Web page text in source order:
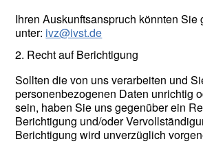
Ihren Auskunftsanspruch könnten Sie
unter: ivz@ivst.de
2. Recht auf Berichtigung
Sollten die von uns verarbeiten und
personenbezogenen Daten unrichtig
sein, haben Sie uns gegenüber ein
Berichtigung und/oder
Berichtigung wird unverzüglich